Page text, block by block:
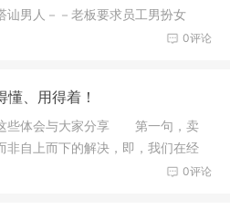
讪男人－－老板要求员工男扮女
0评论
、用得着！
些体会与大家分享 第一句，卖
非自上而下的解决，即，我们在经
0评论